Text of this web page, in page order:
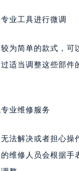
业工具进行微调
为简单的款式，可
适当调整这些部件
业维修服务
法解决或者担心操
维修人员会根据手